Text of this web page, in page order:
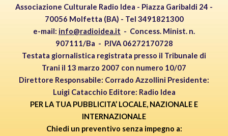
Associazione Culturale Radio Idea - Piazza Garibaldi 24 -
70056 Molfetta (BA) - Tel 3491821300
e-mail: info@radioidea.it - Concess. Minist. n.
907111/Ba - P.IVA06272170728
Testata giornalistica registrata presso il Tribunale di
Trani il 13 marzo 2007 con numero 10/07
Direttore Responsabile: Corrado Azzollini Presidente:
Luigi Catacchio Editore: Radio Idea
PER LA TUA PUBBLICITA’ LOCALE, NAZIONALE E
INTERNAZIONALE
Chiedi un preventivo senza impegno a: